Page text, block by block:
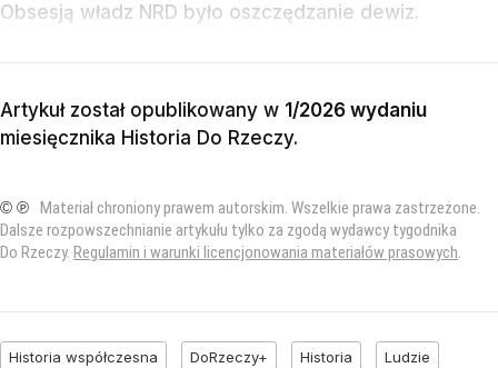
Obsesją władz NRD było oszczędzanie dewiz.
Artykuł został opublikowany w 1/2026 wydaniu
miesięcznika Historia Do Rzeczy.
© ℗ Materiał chroniony prawem autorskim. Wszelkie prawa zastrzeżone.
Dalsze rozpowszechnianie artykułu tylko za zgodą wydawcy tygodnika
Do Rzeczy. Regulamin i warunki licencjonowania materiałów prasowych.
Historia współczesna DoRzeczy+ Historia Ludzie